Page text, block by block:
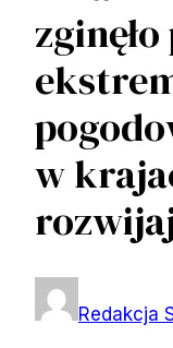
w
Redakcja